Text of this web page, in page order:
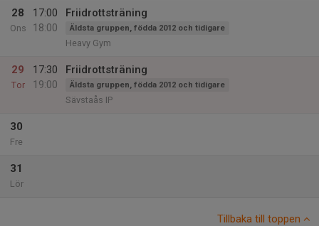
28
Ons
17:00
18:00
Friidrottsträning
Äldsta gruppen, födda 2012 och tidigare
Heavy Gym
29
Tor
17:30
19:00
Friidrottsträning
Äldsta gruppen, födda 2012 och tidigare
Sävstaås IP
30
Fre
31
Lör
Tillbaka till toppen